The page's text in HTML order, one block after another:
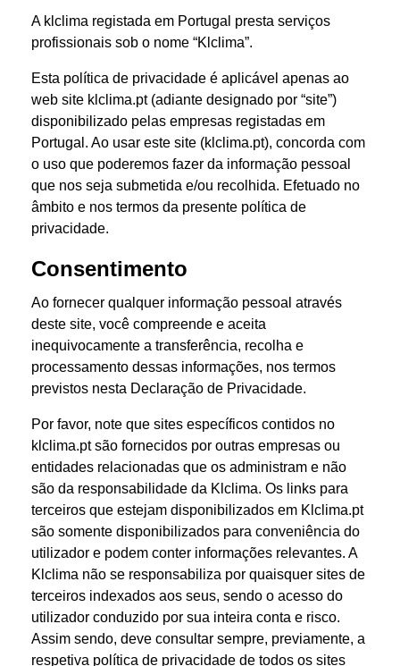
A klclima registada em Portugal presta serviços
profissionais sob o nome “Klclima”.
Esta política de privacidade é aplicável apenas ao
web site klclima.pt (adiante designado por “site”)
disponibilizado pelas empresas registadas em
Portugal. Ao usar este site (klclima.pt), concorda com
o uso que poderemos fazer da informação pessoal
que nos seja submetida e/ou recolhida. Efetuado no
âmbito e nos termos da presente política de
privacidade.
Consentimento
Ao fornecer qualquer informação pessoal através
deste site, você compreende e aceita
inequivocamente a transferência, recolha e
processamento dessas informações, nos termos
previstos nesta Declaração de Privacidade.
Por favor, note que sites específicos contidos no
klclima.pt são fornecidos por outras empresas ou
entidades relacionadas que os administram e não
são da responsabilidade da Klclima. Os links para
terceiros que estejam disponibilizados em Klclima.pt
são somente disponibilizados para conveniência do
utilizador e podem conter informações relevantes. A
Klclima não se responsabiliza por quaisquer sites de
terceiros indexados aos seus, sendo o acesso do
utilizador conduzido por sua inteira conta e risco.
Assim sendo, deve consultar sempre, previamente, a
respetiva política de privacidade de todos os sites